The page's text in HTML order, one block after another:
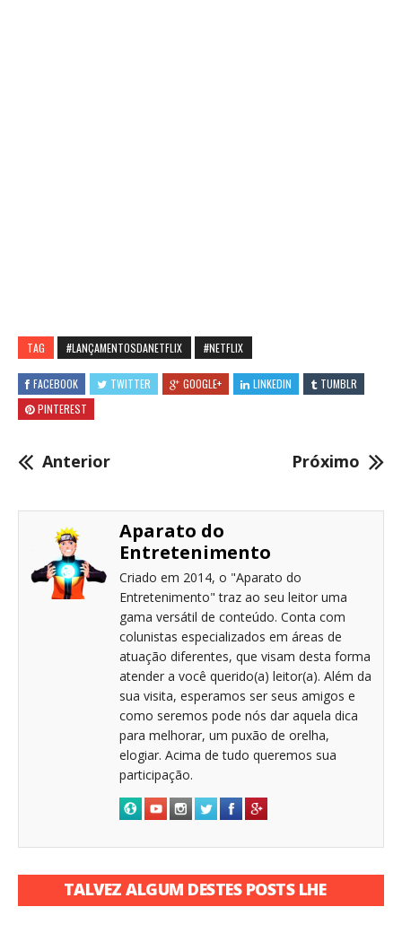
TAG #LANÇAMENTOSDANETFLIX #NETFLIX
FACEBOOK TWITTER GOOGLE+ LINKEDIN
TUMBLR
PINTEREST
Anterior Próximo
Aparato do
Entretenimento
Criado em 2014, o "Aparato do
Entretenimento" traz ao seu leitor uma
gama versátil de conteúdo. Conta com
colunistas especializados em áreas de
atuação diferentes, que visam desta forma
atender a você querido(a) leitor(a). Além da
sua visita, esperamos ser seus amigos e
como seremos pode nós dar aquela dica
para melhorar, um puxão de orelha,
elogiar. Acima de tudo queremos sua
participação.
TALVEZ ALGUM DESTES POSTS LHE